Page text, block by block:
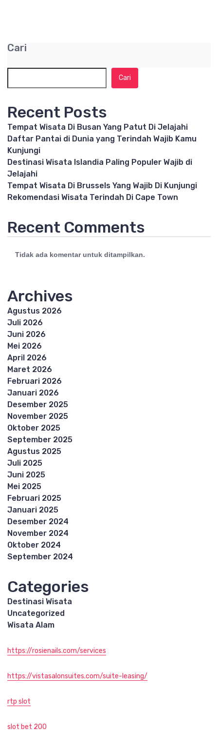
Cari
Cari
Recent Posts
Tempat Wisata Di Busan Yang Patut Di Jelajahi
Daftar Pantai di Dunia yang Terindah Wajib Kamu
Kunjungi
Destinasi Wisata Islandia Paling Populer Wajib di
Jelajahi
Tempat Wisata Di Brussels Yang Wajib Di Kunjungi
Rekomendasi Wisata Terindah Di Cape Town
Recent Comments
Tidak ada komentar untuk ditampilkan.
Archives
Agustus 2026
Juli 2026
Juni 2026
Mei 2026
April 2026
Maret 2026
Februari 2026
Januari 2026
Desember 2025
November 2025
Oktober 2025
September 2025
Agustus 2025
Juli 2025
Juni 2025
Mei 2025
Februari 2025
Januari 2025
Desember 2024
November 2024
Oktober 2024
September 2024
Categories
Destinasi Wisata
Uncategorized
Wisata Alam
https://rosienails.com/services
https://vistasalonsuites.com/suite-leasing/
rtp slot
slot bet 200